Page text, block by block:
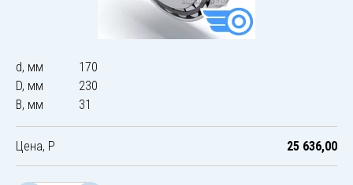
d, мм
170
D, мм
230
B, мм
31
Цена, Р 25 636,00